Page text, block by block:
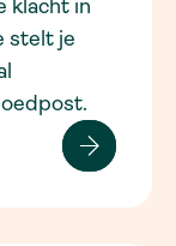
klacht in
stelt je